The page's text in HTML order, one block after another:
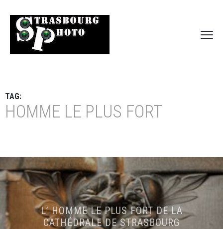
TAG:
HOMME LE PLUS FORT
L’ HOMME LE PLUS FORT DE LA
CATHÉDRALE DE STRASBOURG